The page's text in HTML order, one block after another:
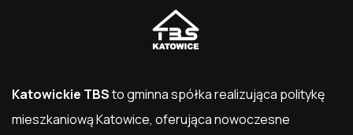
Katowickie TBSto gminna spółka realizująca politykę
mieszkaniowąKatowice, oferująca nowoczesne